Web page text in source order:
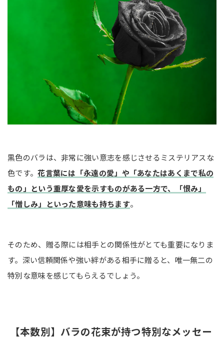
黒色のバラは、非常に強い意志を感じさせるミステリアスな
色です。花言葉には「永遠の愛」や「あなたはあくまで私の
もの」という重厚な愛を示すものがある一方で、「恨み」
「憎しみ」といった意味も持ちます。
そのため、贈る際には相手との関係性がとても重要になりま
す。深い信頼関係や強い絆がある相手に贈ると、唯一無二の
特別な意味を感じてもらえるでしょう。
【本数別】バラの花束が持つ特別なメッセー